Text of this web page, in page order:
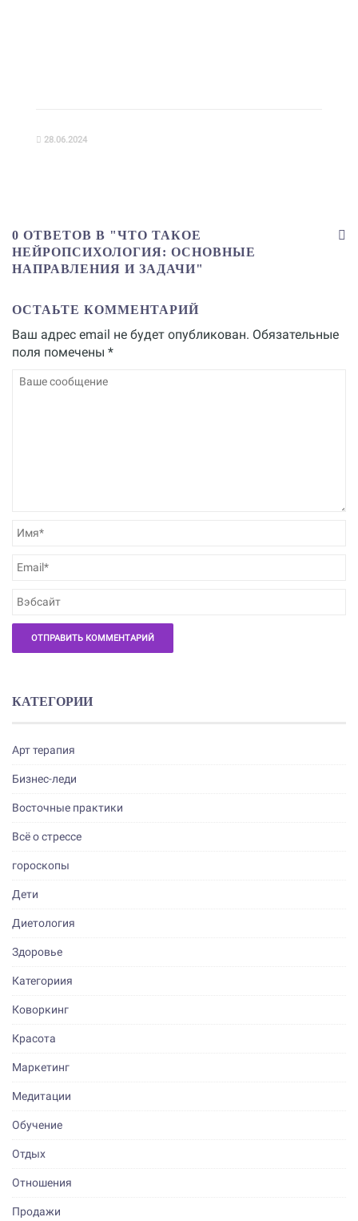
28.06.2024
0 ОТВЕТОВ В "ЧТО ТАКОЕ
НЕЙРОПСИХОЛОГИЯ: ОСНОВНЫЕ
НАПРАВЛЕНИЯ И ЗАДАЧИ"
ОСТАЬТЕ КОММЕНТАРИЙ
Ваш адрес email не будет опубликован. Обязательные
поля помечены *
КАТЕГОРИИ
Арт терапия
Бизнес-леди
Восточные практики
Всё о стрессе
гороскопы
Дети
Диетология
Здоровье
Категориия
Коворкинг
Красота
Маркетинг
Медитации
Обучение
Отдых
Отношения
Продажи